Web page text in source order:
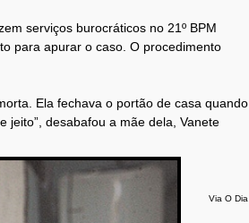
serviços burocráticos no 21º BPM
para apurar o caso. O procedimento
Ela fechava o portão de casa quando
jeito”, desabafou a mãe dela, Vanete
Via O Dia